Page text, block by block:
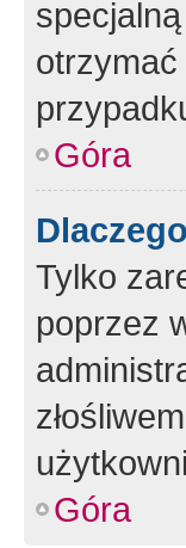
Góra
Tylko
poprzez
Góra